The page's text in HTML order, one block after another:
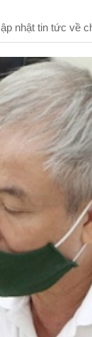
nhật tin tức về